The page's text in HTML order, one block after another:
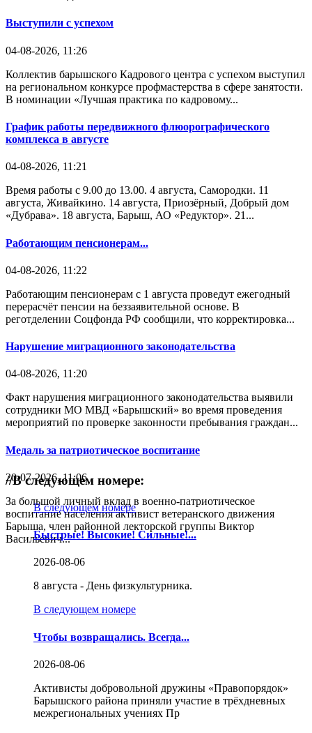
Выступили с успехом
04-08-2026, 11:26
Коллектив барышского Кадрового центра с успехом выступил
на региональном конкурсе профмастерства в сфере занятости.
В номинации «Лучшая практика по кадровому...
График работы передвижного флюорографического
комплекса в августе
04-08-2026, 11:21
Время работы с 9.00 до 13.00. 4 августа, Самородки. 11
августа, Живайкино. 14 августа, Приозёрный, Добрый дом
«Дубрава». 18 августа, Барыш, АО «Редуктор». 21...
Работающим пенсионерам...
04-08-2026, 11:22
Работающим пенсионерам с 1 августа проведут ежегодный
перерасчёт пенсии на беззаявительной основе. В
реготделении Соцфонда РФ сообщили, что корректировка...
Нарушение миграционного законодательства
04-08-2026, 11:20
Факт нарушения миграционного законодательства выявили
сотрудники МО МВД «Барышский» во время проведения
мероприятий по проверке законности пребывания граждан...
Медаль за патриотическое воспитание
20-07-2026, 11:06
За большой личный вклад в военно-патриотическое
воспитание населения активист ветеранского движения
Барыша, член районной лекторской группы Виктор
Васильевич...
//В следующем номере:
В следующем номере
Быстрые! Высокие! Сильные!...
2026-08-06
8 августа - День физкультурника.
В следующем номере
Чтобы возвращались. Всегда...
2026-08-06
Активисты добровольной дружины «Правопорядок»
Барышского района приняли участие в трёхдневных
межрегиональных учениях Пр